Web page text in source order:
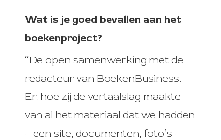
Wat is je goed bevallen aan het
boekenproject?
“De open samenwerking met de
redacteur van BoekenBusiness.
En hoe zij de vertaalslag maakte
van al het materiaal dat we hadden
– een site, documenten, foto’s –